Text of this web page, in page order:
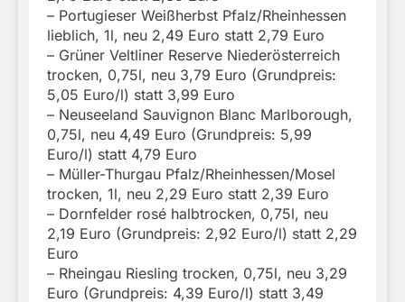
– Portugieser Weißherbst Pfalz/Rheinhessen
lieblich, 1l, neu 2,49 Euro statt 2,79 Euro
– Grüner Veltliner Reserve Niederösterreich
trocken, 0,75l, neu 3,79 Euro (Grundpreis:
5,05 Euro/l) statt 3,99 Euro
– Neuseeland Sauvignon Blanc Marlborough,
0,75l, neu 4,49 Euro (Grundpreis: 5,99
Euro/l) statt 4,79 Euro
– Müller-Thurgau Pfalz/Rheinhessen/Mosel
trocken, 1l, neu 2,29 Euro statt 2,39 Euro
– Dornfelder rosé halbtrocken, 0,75l, neu
2,19 Euro (Grundpreis: 2,92 Euro/l) statt 2,29
Euro
– Rheingau Riesling trocken, 0,75l, neu 3,29
Euro (Grundpreis: 4,39 Euro/l) statt 3,49